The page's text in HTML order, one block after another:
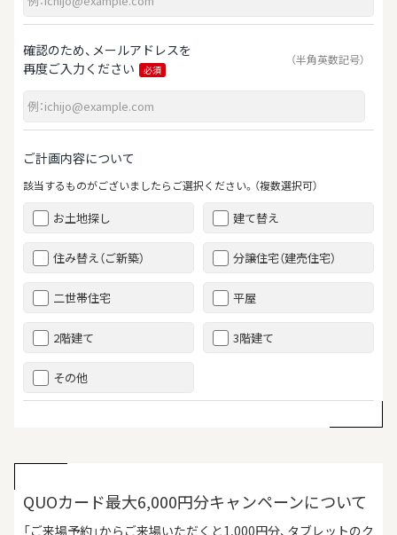
確認のため、メールアドレスを
再度ご入力ください
必須
（半角英数記号）
ご計画内容について
該当するものがございましたらご選択ください。（複数選択可）
お土地探し 建て替え
住み替え（ご新築） 分譲住宅（建売住宅）
二世帯住宅 平屋
2階建て 3階建て
その他
QUOカード最大6,000円分キャンペーンについて
「ご来場予約」からご来場いただくと1,000円分、タブレットのク